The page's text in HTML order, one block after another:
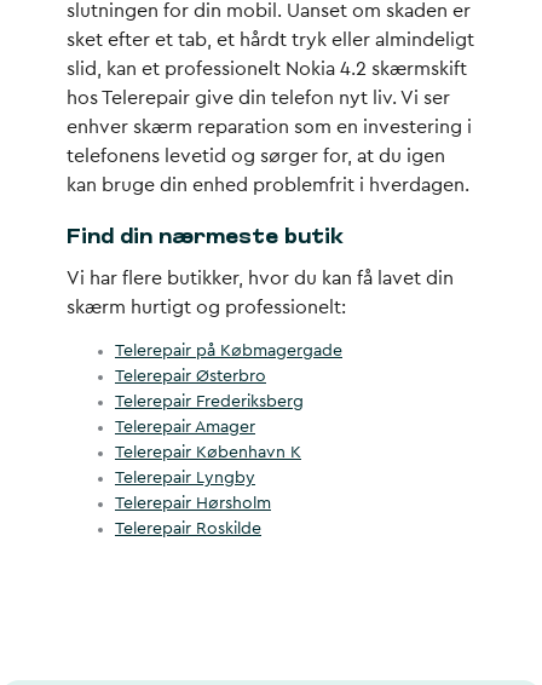
slutningen for din mobil. Uanset om skaden er
sket efter et tab, et hårdt tryk eller almindeligt
slid, kan et professionelt Nokia 4.2 skærmskift
hos Telerepair give din telefon nyt liv. Vi ser
enhver skærm reparation som en investering i
telefonens levetid og sørger for, at du igen
kan bruge din enhed problemfrit i hverdagen.
Find din nærmeste butik
Vi har flere butikker, hvor du kan få lavet din
skærm hurtigt og professionelt:
Telerepair på Købmagergade
Telerepair Østerbro
Telerepair Frederiksberg
Telerepair Amager
Telerepair København K
Telerepair Lyngby
Telerepair Hørsholm
Telerepair Roskilde